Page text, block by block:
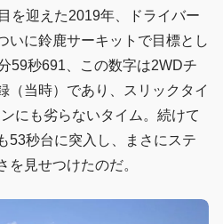
を迎えた2019年、ドライバー
いに鈴鹿サーキットで目標とし
59秒691、この数字は2WDチ
（当時）であり、スリックタイ
にも劣らないタイム。続けて
53秒台に突入し、まさにステ
を見せつけたのだ。